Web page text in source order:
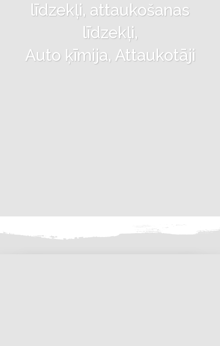
līdzekļi, attaukošanas
līdzekļi,
Auto ķīmija, Attaukotāji